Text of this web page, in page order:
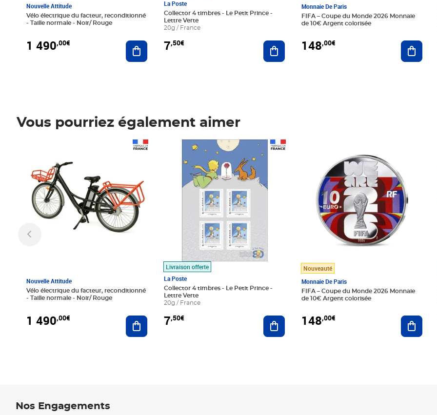
Nouvelle Attitude
Vélo électrique du facteur, reconditionné
- Taille normale - Noir/ Rouge
1 490,00€ Ajouter au panier
La Poste
Collector 4 timbres - Le Petit Prince -
Lettre Verte
20g / France
7,50€ Ajouter au panier
Monnaie De Paris
FIFA – Coupe du Monde 2026 Monnaie
de 10€ Argent colorisée
148,00€
Vous pourriez également aimer
Nouvelle Attitude
Vélo électrique du facteur, reconditionné
- Taille normale - Noir/ Rouge
1 490,00€ Ajouter au panier
Livraison offerte
La Poste
Collector 4 timbres - Le Petit Prince -
Lettre Verte
20g / France
7,50€
Prix 7,50€
Ajouter au panier
Nouveauté
Monnaie De Paris
FIFA – Coupe du Monde 2026 Monnaie
de 10€ Argent colorisée
148,00€
Nos Engagements